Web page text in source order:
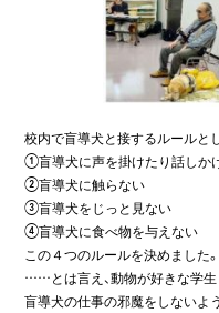
校内で盲導犬と接するルールと
①盲導犬に声を掛けたり話しか
②盲導犬に触らない
③盲導犬をじっと見ない
④盲導犬に食べ物を与えない
この４つのルールを決めました。
……とは言え、動物が好きな学生
盲導犬の仕事の邪魔をしないよ